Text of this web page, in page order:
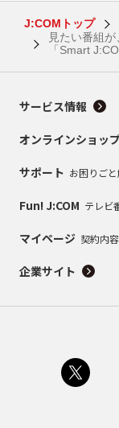
J:COMトップ
見たい番組
「Smart
サービス情報
オンラインショッ
サポート お困りご
Fun! J:COM テレビ
マイページ 契約内
企業サイト